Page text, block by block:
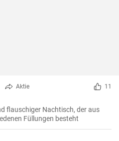
Aktie 11
flauschiger Nachtisch, der aus
Füllungen besteht